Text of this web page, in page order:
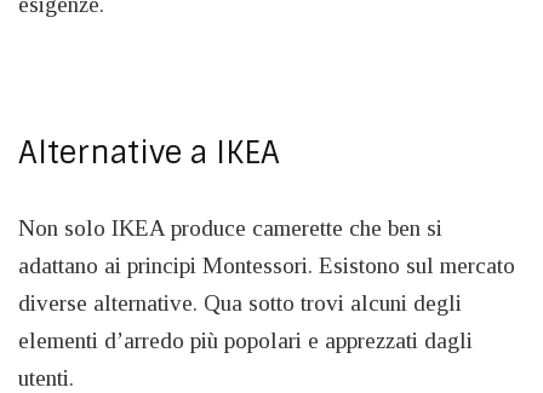
Alternative a IKEA
Non solo IKEA produce camerette che ben si
adattano ai principi Montessori. Esistono sul mercato
diverse alternative. Qua sotto trovi alcuni degli
elementi d’arredo più popolari e apprezzati dagli
utenti.